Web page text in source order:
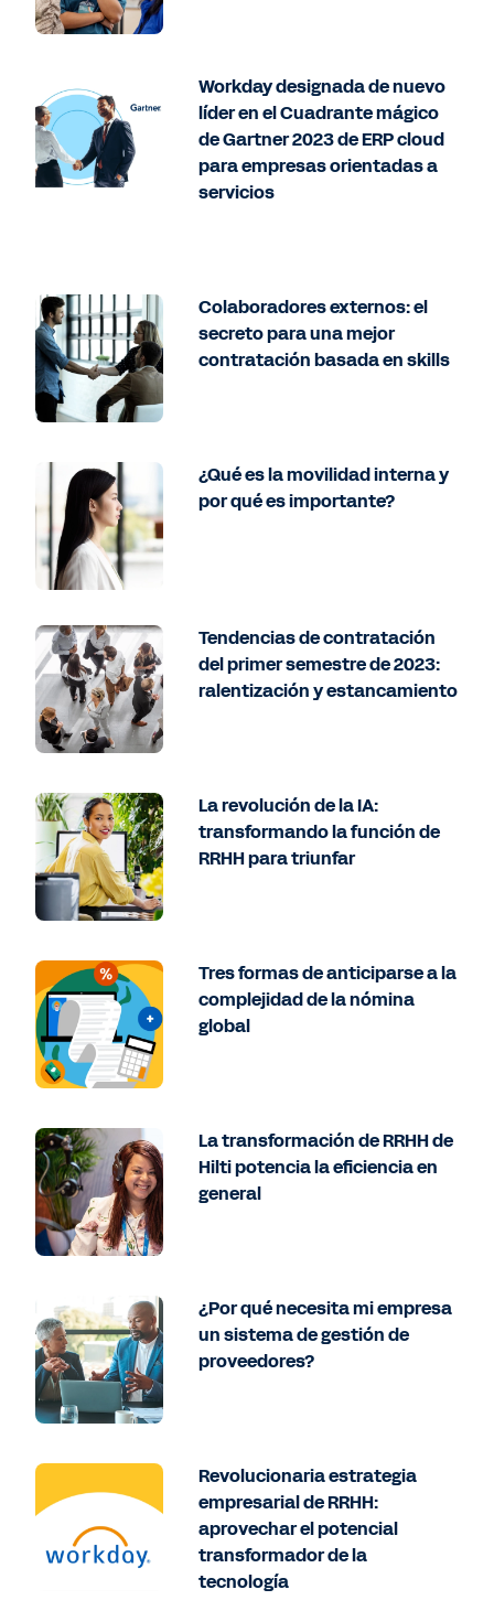
Workday designada de nuevo
líder en el Cuadrante mágico
de Gartner 2023 de ERP cloud
para empresas orientadas a
servicios
Colaboradores externos: el
secreto para una mejor
contratación basada en skills
¿Qué es la movilidad interna y
por qué es importante?
Tendencias de contratación
del primer semestre de 2023:
ralentización y estancamiento
La revolución de la IA:
transformando la función de
RRHH para triunfar
Tres formas de anticiparse a la
complejidad de la nómina
global
La transformación de RRHH de
Hilti potencia la eficiencia en
general
¿Por qué necesita mi empresa
un sistema de gestión de
proveedores?
Revolucionaria estrategia
empresarial de RRHH:
aprovechar el potencial
transformador de la
tecnología